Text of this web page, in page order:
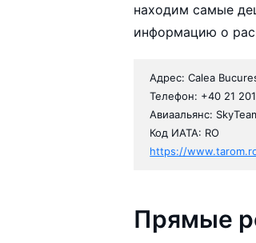
находим самые
информацию о
Адрес: Calea
Телефон: +40 21
Авиаальянс:
Код ИАТА: RO
https://
Прямые